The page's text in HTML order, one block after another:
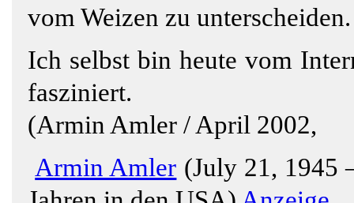
vom Weizen zu unterscheiden.
Ich selbst bin heute vom
fasziniert.
(Armin Amler / April 2002,
Armin Amler (July 21, 1945